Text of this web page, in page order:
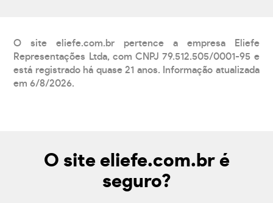
O site eliefe.com.br pertence a empresa Eliefe
Representações Ltda, com CNPJ 79.512.505/0001-95 e
está registrado há quase 21 anos. Informação atualizada
em 6/8/2026.
O site eliefe.com.br é
seguro?